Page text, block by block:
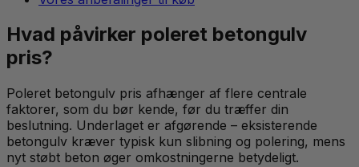
Hvad påvirker poleret betongulv
pris?
Poleret betongulv pris afhænger af flere centrale
faktorer, som du bør kende, før du træffer din
beslutning. Underlaget er afgørende – eksisterende
betongulv kræver typisk kun slibning og polering, mens
nyt støbt beton øger omkostningerne betydeligt.